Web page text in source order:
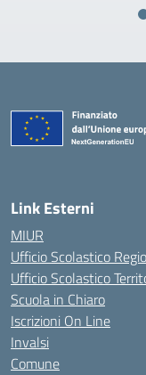
Link Esterni
MIUR
Ufficio Scolastico
Ufficio Scolastico
Scuola in Chiaro
Iscrizioni On Line
Invalsi
Comune